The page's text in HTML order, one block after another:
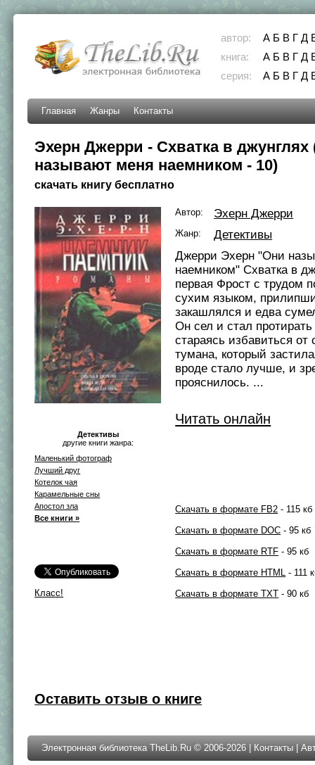
автор: А Б В Г Д
книга:
А Б В Г Д
серия:
А Б В Г Д
Главная Жанры Контакты
Эхерн Джерри - Схватка в джунглях
называют меня наемником - 10)
скачать книгу бесплатно
Детективы
другие книги жанра:
Маленький фотограф
Лучший друг
Котелок чая
Карамельные сны
Апостол зла
Все книги »
Класс!
Автор: Эхерн Джерри
Жанр:
Детективы
Джерри Эхерн "Они
наемником" Схватка в
первая Фрост с трудом
сухим языком,
закашлялся и едва
Он сел и стал протирать
стараясь избавиться от
тумана, который
вроде стало лучше, и
прояснилось. ...
Читать онлайн
Скачать в формате FB2 - 115 кб
Скачать в формате DOC - 95 кб
Скачать в формате RTF - 95 кб
Скачать в формате HTML - 111
Скачать в формате TXT - 90 кб
Оставить отзыв о книге
Электронная библиотека TheLib.Ru © 2006-2026 | Контакты |